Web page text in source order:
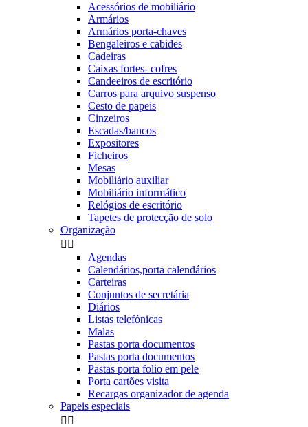
Acessórios de mobiliário
Armários
Armários porta-chaves
Bengaleiros e cabides
Cadeiras
Caixas fortes- cofres
Candeeiros de escritório
Carros para arquivo suspenso
Cesto de papeis
Cinzeiros
Escadas/bancos
Expositores
Ficheiros
Mesas
Mobiliário auxiliar
Mobiliário informático
Relógios de escritório
Tapetes de protecção de solo
Organização
 
Agendas
Calendários,porta calendários
Carteiras
Conjuntos de secretária
Diários
Listas telefónicas
Malas
Pastas porta documentos
Pastas porta documentos
Pastas porta folio em pele
Porta cartões visita
Recargas organizador de agenda
Papeis especiais
 